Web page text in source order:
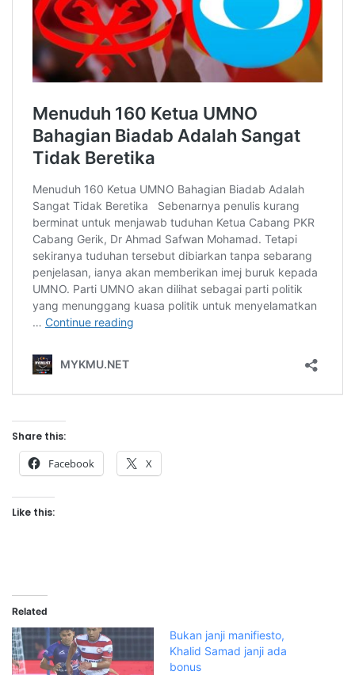
Share this:
Facebook X
Like this:
Related
Bukan janji manifiesto,
Khalid Samad janji ada
bonus